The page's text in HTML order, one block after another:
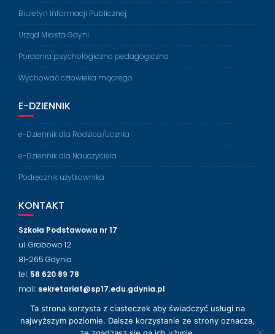
Biuletyn Informacji Publicznej
Urząd Miasta Gdyni
Poradnia psychologiczno pedagogiczna
Wychować człowieka mądrego
E-DZIENNIK
e-Dziennik dla Rodzica/Ucznia
e-Dziennik dla Nauczyciela
Podręcznik użytkownika
KONTAKT
Szkoła Podstawowa nr 17
ul. Grabowo 12
81-265 Gdynia
tel. 58 620 89 78
mail: sekretariat@sp17.edu.gdynia.pl
NASZ FACEBOOK
Ta strona korzysta z ciasteczek aby świadczyć usługi na
najwyższym poziomie. Dalsze korzystanie ze strony oznacza,